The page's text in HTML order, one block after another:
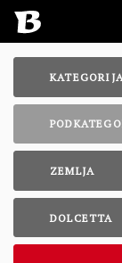
KATEGORIJA
ZEMLJA
DOLCETTA